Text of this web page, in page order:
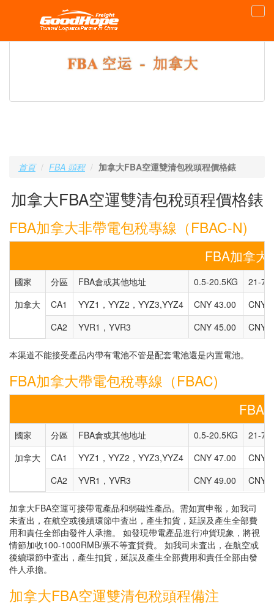
首頁 FBA 頭程 加拿大FBA空運雙清包稅頭程價格錶
加拿大FBA空運雙清包稅頭程價格錶
FBA加拿大非帶電包稅專線（FBAC-N)
FBA加拿大
國家 分區 FBA倉或其他地址 0.5-20.5KG
21-
加拿大
CA1 YYZ1，YYZ2，YYZ3,YYZ4 CNY 43.00
CNY
CA2
YVR1，YVR3 CNY 45.00 CNY
本渠道不能接受產品内帶有電池不管是配套電池還是内置電池。
FBA加拿大帶電包稅專線（FBAC)
FBA
國家 分區 FBA倉或其他地址 0.5-20.5KG
21-
加拿大
CA1 YYZ1，YYZ2，YYZ3,YYZ4 CNY 47.00
CNY
CA2
YVR1，YVR3 CNY 49.00 CNY
加拿大FBA空運可接帶電產品和弱磁性產品。需如實申報，如我司
未査出，在航空或後續環節中査出，產生扣貨，延誤及產生全部費
用和責任全部由發件人承擔。 如發現帶電產品進行冲貨現象，將視
情節加收100-1000RMB/票不等査貨費。 如我司未査出，在航空或
後續環節中査出，產生扣貨，延誤及產生全部費用和責任全部由發
件人承擔。
加拿大FBA空運雙清包稅頭程備注